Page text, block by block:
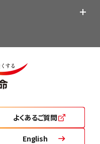
よくあるご質問
English